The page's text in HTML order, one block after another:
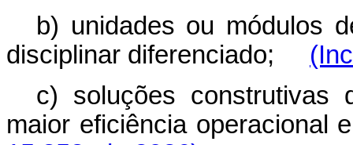
b) unidades ou módulos
disciplinar diferenciado;
c) soluções construtivas
maior eficiência